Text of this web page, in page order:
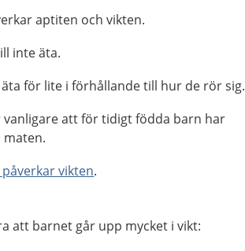
aptiten och vikten.
inte äta.
för lite i förhållande till hur de rör sig.
vanligare att för tidigt födda barn har
vikten.
att barnet går upp mycket i vikt: